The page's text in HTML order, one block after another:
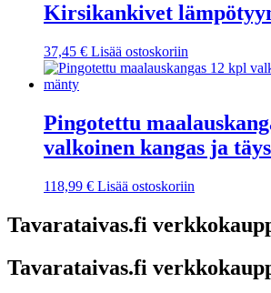
Kirsikankivet
37,45 € Lisää ostoskoriin
Pingotettu
valkoinen kangas ja
118,99 € Lisää ostoskoriin
Tavarataivas.fi
Tavarataivas.fi